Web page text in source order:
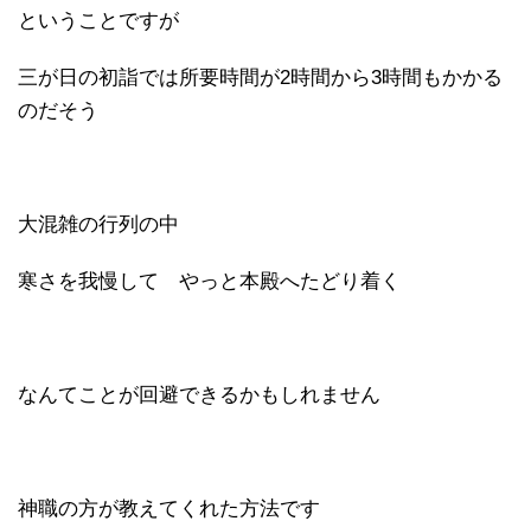
ということですが
三が日の初詣では所要時間が2時間から3時間もかかる
のだそう
大混雑の行列の中
寒さを我慢して やっと本殿へたどり着く
なんてことが回避できるかもしれません
神職の方が教えてくれた方法です